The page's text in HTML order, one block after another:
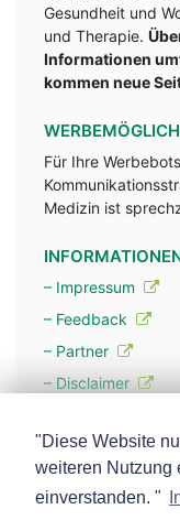
Gesundheit und
und Therapie.
Informationen
kommen neue
Für Ihre
Medizin ist
– Impressum
– Feedback
– Partner
– Disclaimer
– Werbung
– Mehr über
"Diese Website
weiteren Nutzung
einverstanden. "